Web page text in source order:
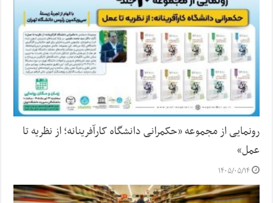
رونمایی از مجموعه «حکمرانی دانشگاه کارآفرینانه؛ از نظریه تا
عمل»
۱۴۰۵/۰۵/۱۴